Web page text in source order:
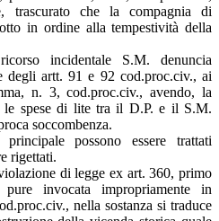
trascurato che la compagnia di
in ordine alla tempestività della
incidentale S.M. denuncia
degli artt. 91 e 92 cod.proc.civ., ai
n. 3, cod.proc.civ., avendo, la
le spese di lite tra il D.P. e il S.M.
soccombenza.
possono essere trattati
rigettati.
di legge ex art. 360, primo
invocata impropriamente in
nella sostanza si traduce